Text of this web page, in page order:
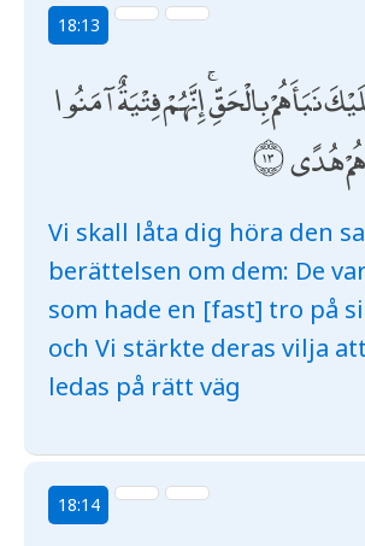
18:13
بِالْحَقِّ ۚ إِنَّهُمْ فِتْيَةٌ آمَنُوا
هُدًى
Vi skall låta dig höra den
berättelsen om dem: De
som hade en [fast] tro på
och Vi stärkte deras vilja
ledas på rätt väg
18:14